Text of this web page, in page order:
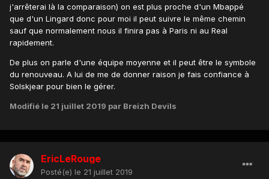
j'arrêterai là la comparaison) on est plus proche d'un Mbappé
que d'un Lingard donc pour moi il peut suivre le même chemin
sauf que normalement nous il finira pas à Paris ni au Real
rapidement.
De plus on parle d'une équipe moyenne et il peut être le symbole
du renouveau. A lui de me de donner raison je fais confiance à
Solskjear pour bien le gérer.
Modifié le 21 juillet 2019 par Breizh Devils
EricLeRouge
Posté(e) le 21 juillet 2019